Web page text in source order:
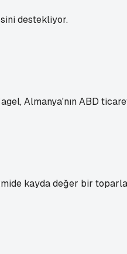
destekliyor.
Almanya'nın ABD
kayda değer bir